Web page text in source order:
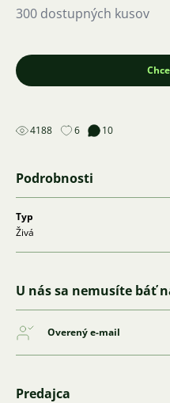
300 dostupných kusov
4188 6 10
Podrobnosti
Typ
Živá
U nás sa nemusíte báť
Overený e-mail
Predajca